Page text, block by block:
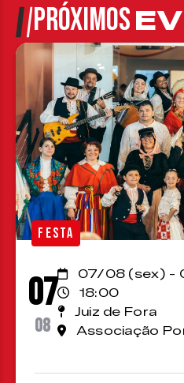
PRÓXIMOS
FESTA
07
08
07/08 (sex) -
18:00
Juiz de Fora
Associação